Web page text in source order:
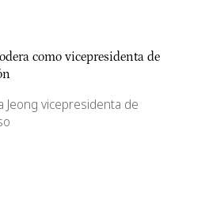
como vicepresidenta de
Jeong vicepresidenta de